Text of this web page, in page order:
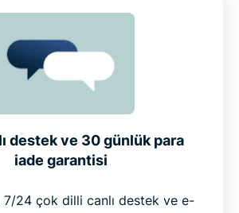
destek ve 30 günlük para
iade garantisi
7/24 çok dilli canlı destek ve e-